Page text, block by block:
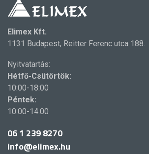
Elimex Kft.
1131 Budapest, Reitter Ferenc utca 188.
Nyitvatartás:
Hétfő-Csütörtök:
10:00-18:00
Péntek:
10:00-14:00
06 1 239 8270
info@elimex.hu